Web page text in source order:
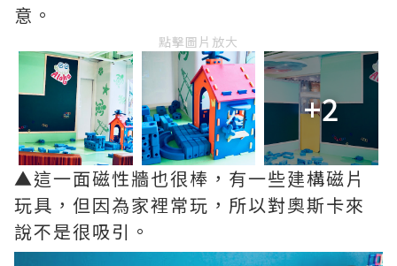
意。
點擊圖片放大
+2
▲這一面磁性牆也很棒，有一些建構磁片
玩具，但因為家裡常玩，所以對奧斯卡來
說不是很吸引。